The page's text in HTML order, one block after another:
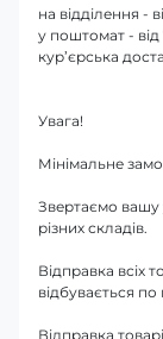
на відділення -
у поштомат - від
кур’єрська
Увага!
Мінімальне
Звертаємо вашу
різних складів.
Відправка всіх
відбувається
Відправка